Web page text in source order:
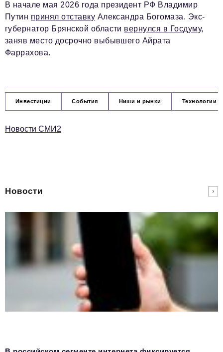
В начале мая 2026 года президент РФ Владимир
Путин принял отставку Александра Богомаза. Экс-
губернатор Брянской области вернулся в Госдуму,
заняв место досрочно выбывшего Айрата
Фаррахова.
Инвестиции События Ниши и рынки Технологии
Новости СМИ2
Новости